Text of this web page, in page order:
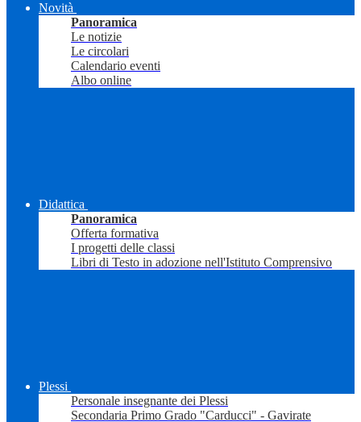
Novità
Panoramica
Le notizie
Le circolari
Calendario eventi
Albo online
Didattica
Panoramica
Offerta formativa
I progetti delle classi
Libri di Testo in adozione nell'Istituto Comprensivo
Plessi
Personale insegnante dei Plessi
Secondaria Primo Grado "Carducci" - Gavirate